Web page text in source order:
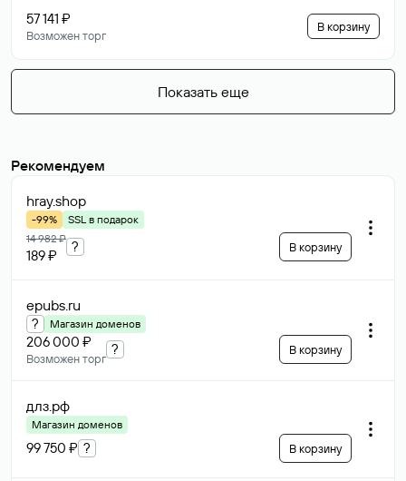
57 141 ₽
Возможен торг
В корзину
Показать еще
Рекомендуем
hray.shop
-99%
SSL в подарок
14 982 ₽
189 ₽
? В корзину
epubs.ru
? Магазин доменов
206 000 ₽
Возможен торг
? В корзину
длз.рф
Магазин доменов
99 750 ₽ ? В корзину